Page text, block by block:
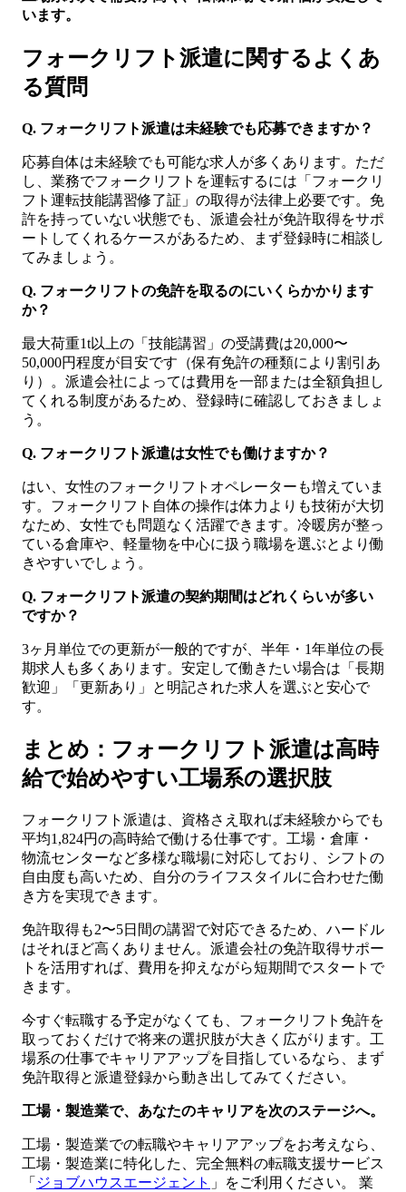
います。
フォークリフト派遣に関するよくあ
る質問
Q. フォークリフト派遣は未経験でも応募できますか？
応募自体は未経験でも可能な求人が多くあります。ただ
し、業務でフォークリフトを運転するには「フォークリ
フト運転技能講習修了証」の取得が法律上必要です。免
許を持っていない状態でも、派遣会社が免許取得をサポ
ートしてくれるケースがあるため、まず登録時に相談し
てみましょう。
Q. フォークリフトの免許を取るのにいくらかかります
か？
最大荷重1t以上の「技能講習」の受講費は20,000〜
50,000円程度が目安です（保有免許の種類により割引あ
り）。派遣会社によっては費用を一部または全額負担し
てくれる制度があるため、登録時に確認しておきましょ
う。
Q. フォークリフト派遣は女性でも働けますか？
はい、女性のフォークリフトオペレーターも増えていま
す。フォークリフト自体の操作は体力よりも技術が大切
なため、女性でも問題なく活躍できます。冷暖房が整っ
ている倉庫や、軽量物を中心に扱う職場を選ぶとより働
きやすいでしょう。
Q. フォークリフト派遣の契約期間はどれくらいが多い
ですか？
3ヶ月単位での更新が一般的ですが、半年・1年単位の長
期求人も多くあります。安定して働きたい場合は「長期
歓迎」「更新あり」と明記された求人を選ぶと安心で
す。
まとめ：フォークリフト派遣は高時
給で始めやすい工場系の選択肢
フォークリフト派遣は、資格さえ取れば未経験からでも
平均1,824円の高時給で働ける仕事です。工場・倉庫・
物流センターなど多様な職場に対応しており、シフトの
自由度も高いため、自分のライフスタイルに合わせた働
き方を実現できます。
免許取得も2〜5日間の講習で対応できるため、ハードル
はそれほど高くありません。派遣会社の免許取得サポー
トを活用すれば、費用を抑えながら短期間でスタートで
きます。
今すぐ転職する予定がなくても、フォークリフト免許を
取っておくだけで将来の選択肢が大きく広がります。工
場系の仕事でキャリアアップを目指しているなら、まず
免許取得と派遣登録から動き出してみてください。
工場・製造業で、あなたのキャリアを次のステージへ。
工場・製造業での転職やキャリアアップをお考えなら、
工場・製造業に特化した、完全無料の転職支援サービス
「 ジョブハウスエージェント 」をご利用ください。 業